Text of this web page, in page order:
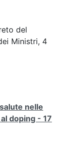
del
Ministri, 4
nelle
doping - 17